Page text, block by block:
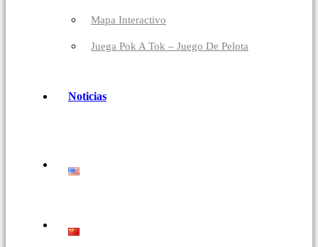
Mapa Interactivo
Juega Pok A Tok – Juego De Pelota
Noticias